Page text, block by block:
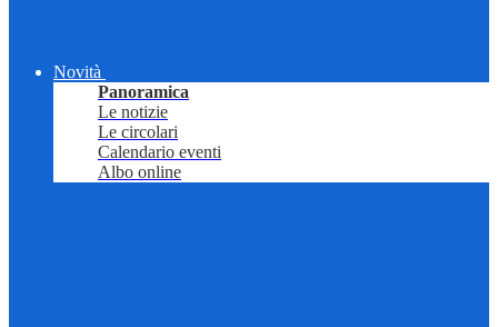
Novità
Panoramica
Le notizie
Le circolari
Calendario eventi
Albo online